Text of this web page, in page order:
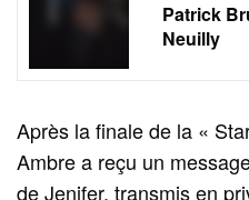
Patrick
Neuilly
Après la finale de la «
Ambre a reçu un
de Jenifer, transmis en